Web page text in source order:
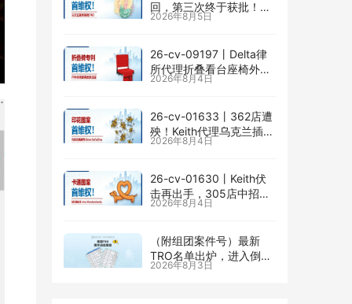
回，第三次终于获批！几
乎被遗忘的Senay
全面来袭
2026年8月5日
26-cv-09197㇑Delta律
所代理折叠看台座椅外观
专利维权，11个亚马逊卖
2026年8月4日
26-cv-01633㇑362店遭
殃！Keith代理乌克兰插画
师Elvira Safiullina四款版
2026年8月4日
26-cv-01630㇑Keith伏
击再出手，305店中招
Irina Miroshnichenko版
2026年8月4日
（附组团案件号）最新
TRO名单出炉，进入倒计
时｜7月最后一周美国
2026年8月3日